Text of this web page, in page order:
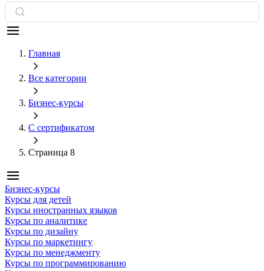
Главная
Все категории
Бизнес-курсы
С сертификатом
Страница 8
Бизнес-курсы
Курсы для детей
Курсы иностранных языков
Курсы по аналитике
Курсы по дизайну
Курсы по маркетингу
Курсы по менеджменту
Курсы по программированию